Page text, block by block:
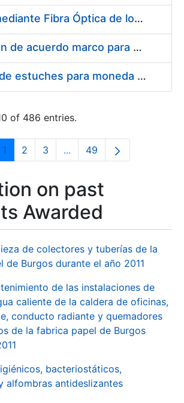
Conexión mediante Fibra Óptica de los Centros de Proceso de Datos (CPDs) de las sedes de la FNMT-RCM de Burgos y Madrid
Contratación de acuerdo marco para el Suministro de Material de Electricidad para la Fábrica Nacional de Moneda y Timbre-Real Casa de la Moneda en su centro de trabajo de Burgos
Suministro de estuches para moneda de 30 €
of 486 entries.
Page
1 Page
2 Page
3 ...Intermediate Pages Use
Page
49
on past
Awarded
de colectores y tuberías de la
de Burgos durante el año 2011
de las instalaciones de
caliente de la caldera de oficinas,
conducto radiante y quemadores
de la fabrica papel de Burgos
bacteriostáticos,
alfombras antideslizantes